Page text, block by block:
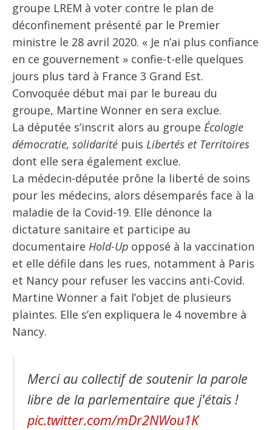
groupe LREM à voter contre le plan de
déconfinement présenté par le Premier
ministre le 28 avril 2020. « Je n’ai plus confiance
en ce gouvernement » confie-t-elle quelques
jours plus tard à France 3 Grand Est.
Convoquée début mai par le bureau du
groupe, Martine Wonner en sera exclue.
La députée s’inscrit alors au groupe Écologie
démocratie, solidarité puis Libertés et Territoires
dont elle sera également exclue.
La médecin-députée prône la liberté de soins
pour les médecins, alors désemparés face à la
maladie de la Covid-19. Elle dénonce la
dictature sanitaire et participe au
documentaire Hold-Up opposé à la vaccination
et elle défile dans les rues, notamment à Paris
et Nancy pour refuser les vaccins anti-Covid.
Martine Wonner a fait l’objet de plusieurs
plaintes. Elle s’en expliquera le 4 novembre à
Nancy.
Merci au collectif de soutenir la parole
libre de la parlementaire que j'étais !
pic.twitter.com/mDr2NWou1K